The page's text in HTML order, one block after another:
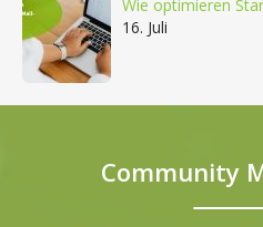
Wie optimieren
16. Juli
Community